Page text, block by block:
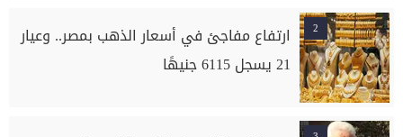
2
ارتفاع مفاجئ في أسعار الذهب بمصر.. وعيار
21 يسجل 6115 جنيهًا